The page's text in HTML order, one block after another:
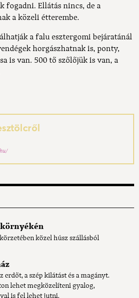
fogadni. Ellátás nincs, de a
a közeli étterembe.
a falu esztergomi bejáratánál
horgászhatnak is, ponty,
is van. 500 tő szőlőjük is van, a
környékén
közel húsz szállásból
erdőt, a szép kilátást és a magányt.
lehet megközelíteni gyalog,
is fel lehet jutni.